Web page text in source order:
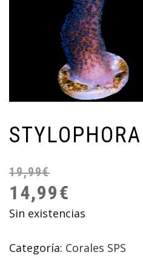
19,99€
14,99€
Sin existencias
Categoría: Corales SPS